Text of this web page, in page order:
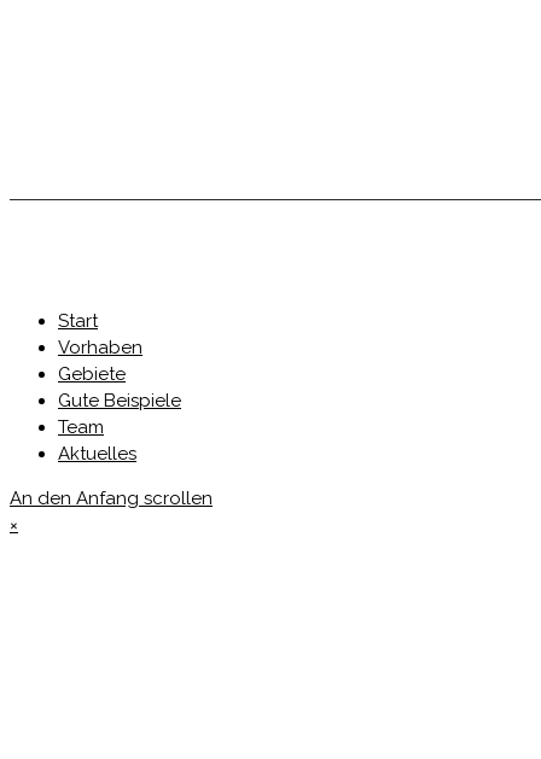
Start
Vorhaben
Gebiete
Gute Beispiele
Team
Aktuelles
An den Anfang scrollen
×